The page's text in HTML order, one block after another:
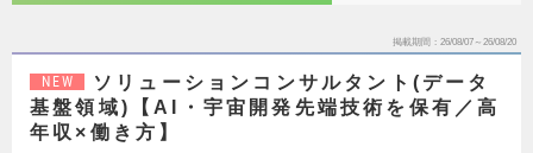
掲載期間 26/08/07～26/08/20
NEW
ソリューションコンサルタント(データ
基盤領域)【AI・宇宙開発先端技術を保有／高
年収×働き方】